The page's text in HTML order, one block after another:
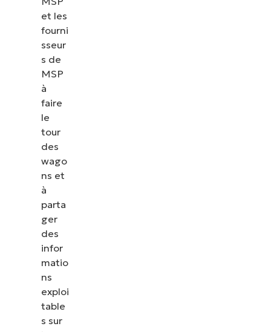
et les
fourni
sseur
s de
MSP
à
faire
le
tour
des
wago
ns et
à
parta
ger
des
infor
matio
ns
exploi
table
s sur